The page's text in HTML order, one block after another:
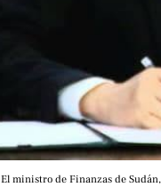
El ministro de Finanzas de